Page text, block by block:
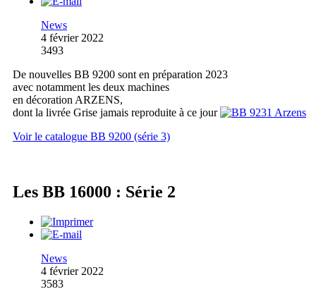
News
4 février 2022
3493
De nouvelles BB 9200 sont en préparation 2023
avec notamment les deux machines
en décoration ARZENS,
dont la livrée Grise jamais reproduite à ce jour
Voir le catalogue BB 9200 (série 3)
Les BB 16000 : Série 2
News
4 février 2022
3583